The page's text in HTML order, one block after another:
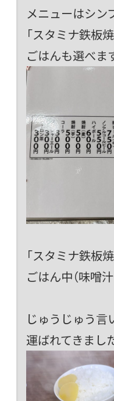
メニューはシン
「スタミナ鉄板焼
ごはんも選べま
「スタミナ鉄板
ごはん中（味噌
じゅうじゅう言
運ばれてきまし